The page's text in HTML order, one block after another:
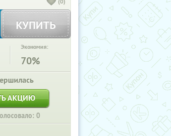
КУПИТЬ
Экономия:
70%
АКЦИЮ
0